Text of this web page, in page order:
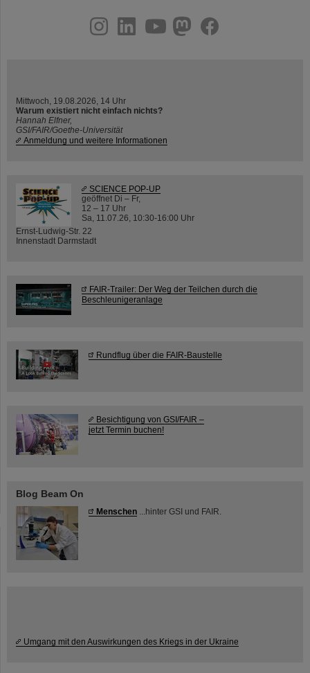
youtube
helmholtz.social
facebook
Mittwoch, 19.08.2026, 14 Uhr
Warum existiert nicht einfach nichts?
Hannah Elfner,
GSI/FAIR/Goethe-Universität
Anmeldung und weitere Informationen
SCIENCE POP-UP
geöffnet Di – Fr,
12 – 17 Uhr
Sa, 11.07.26, 10:30-16:00 Uhr
Ernst-Ludwig-Str. 22
Innenstadt Darmstadt
FAIR-Trailer: Der Weg der Teilchen durch die
Beschleunigeranlage
Rundflug über die FAIR-Baustelle
Besichtigung von GSI/FAIR –
jetzt Termin buchen!
Blog Beam On
Menschen ...hinter GSI und FAIR.
Umgang mit den Auswirkungen des Kriegs in der Ukraine